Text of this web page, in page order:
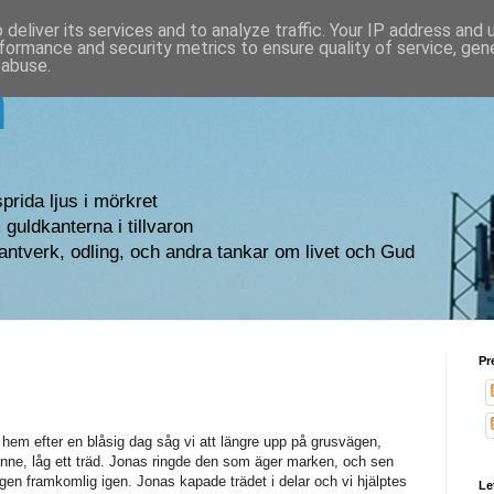
ljus i mörkret
guldkanterna i tillvaron
odling, och andra tankar om livet och Gud
efter en blåsig dag såg vi att längre upp på grusvägen,
låg ett träd. Jonas ringde den som äger marken, och sen
framkomlig igen. Jonas kapade trädet i delar och vi hjälptes
its services and to analyze traffic. Your IP address and
and security metrics to ensure quality of service,